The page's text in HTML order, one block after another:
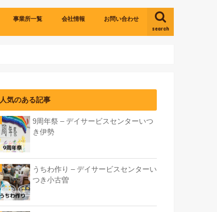
search
事業所一覧
いつき四日市
いつき伊勢
いつき津
いつき小古曽
会社情報 お問い合わせ
人気のある記事
9周年祭 – デイサービスセンターいつ
き伊勢
うちわ作り – デイサービスセンターい
つき小古曽